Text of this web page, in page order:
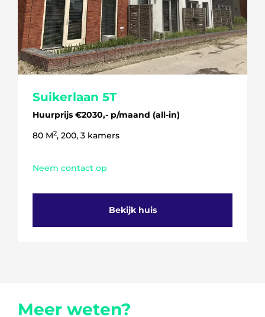
Suikerlaan 5T
Huurprijs €2030,- p/maand (all-in)
80 M2, 200, 3 kamers
Neem contact op
Bekijk huis
Meer weten?